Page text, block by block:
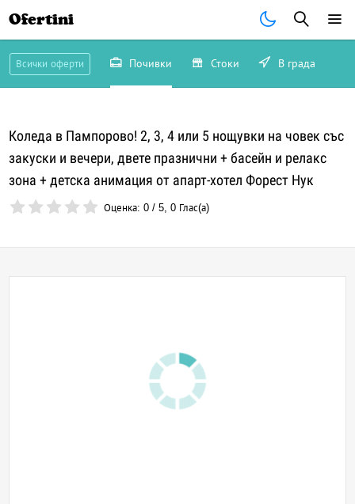
Ofertini
Всички оферти Почивки Стоки В града
Коледа в Пампорово! 2, 3, 4 или 5 нощувки на човек със
закуски и вечери, двете празнични + басейн и релакс
зона + детска анимация от апарт-хотел Форест Нук
Оценка:0 /5,0 Глас(а)